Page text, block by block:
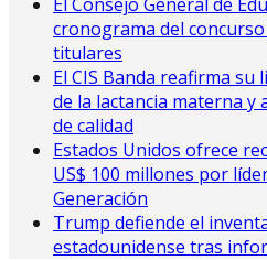
cronograma del
titulares
El CIS Banda reafirma
de la lactancia materna
de calidad
Estados Unidos ofrece
US$ 100 millones por
Generación
Trump defiende el
estadounidense tras